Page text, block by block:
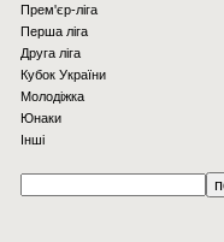
Прем'єр-ліга
Перша ліга
Друга ліга
Кубок України
Молодіжка
Юнаки
Інші